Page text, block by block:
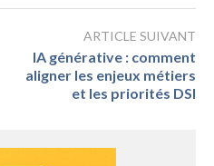
ARTICLE SUIVANT
IA générative : comment
aligner les enjeux métiers
et les priorités DSI